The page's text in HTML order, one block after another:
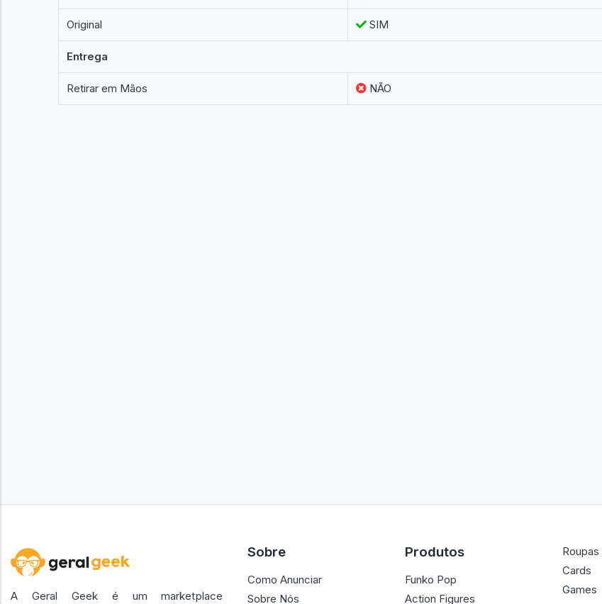
Original SIM
Entrega
Retirar em Mãos NÃO
A Geral Geek é um marketplace
Sobre
Como Anunciar
Sobre Nós
Produtos
Funko Pop
Action Figures
Cards
Games